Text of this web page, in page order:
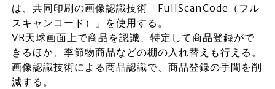
は、共同印刷の画像認識技術「FullScanCode（フル
スキャンコード）」を使用する。
VR天球画面上で商品を認識、特定して商品登録がで
きるほか、季節物商品などの棚の入れ替えも行える。
画像認識技術による商品認識で、商品登録の手間を削
減する。